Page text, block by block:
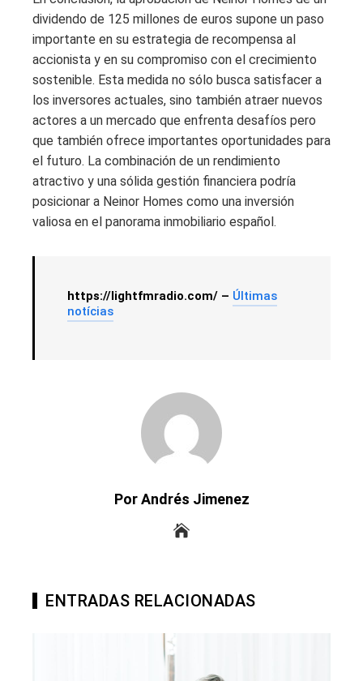
dividendo de 125 millones de euros supone un paso
importante en su estrategia de recompensa al
accionista y en su compromiso con el crecimiento
sostenible. Esta medida no sólo busca satisfacer a
los inversores actuales, sino también atraer nuevos
actores a un mercado que enfrenta desafíos pero
que también ofrece importantes oportunidades para
el futuro. La combinación de un rendimiento
atractivo y una sólida gestión financiera podría
posicionar a Neinor Homes como una inversión
valiosa en el panorama inmobiliario español.
https://lightfmradio.com/ – Últimas
notícias
Por Andrés Jimenez
ENTRADAS RELACIONADAS